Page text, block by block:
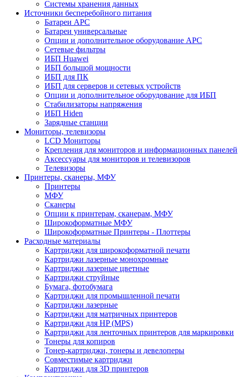
Системы хранения данных
Источники бесперебойного питания
Батареи APC
Батареи универсальные
Опции и дополнительное оборудование АРС
Сетевые фильтры
ИБП Huawei
ИБП большой мощности
ИБП для ПК
ИБП для серверов и сетевых устройств
Опции и дополнительное оборудование для ИБП
Стабилизаторы напряжения
ИБП Hiden
Зарядные станции
Мониторы, телевизоры
LCD Мониторы
Крепления для мониторов и информационных панелей
Аксессуары для мониторов и телевизоров
Телевизоры
Принтеры, сканеры, МФУ
Принтеры
МФУ
Сканеры
Опции к принтерам, сканерам, МФУ
Широкоформатные МФУ
Широкоформатные Принтеры - Плоттеры
Расходные материалы
Картриджи для широкоформатной печати
Картриджи лазерные монохромные
Картриджи лазерные цветные
Картриджи струйные
Бумага, фотобумага
Картриджи для промышленной печати
Картриджи лазерные
Картриджи для матричных принтеров
Картриджи для HP (MPS)
Картриджи для ленточных принтеров для маркировки
Тонеры для копиров
Тонер-картриджи, тонеры и девелоперы
Совместимые картриджи
Картриджи для 3D принтеров